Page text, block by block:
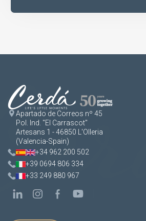
Apartado de Correos nº 45
Pol. Ind. "El Carrascot"
Artesans 1 - 46850 L'Olleria
(Valencia-Spain)
+34 962 200 502
+39 0694 806 334
+33 249 880 967